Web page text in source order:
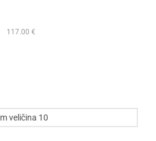
117.00 €